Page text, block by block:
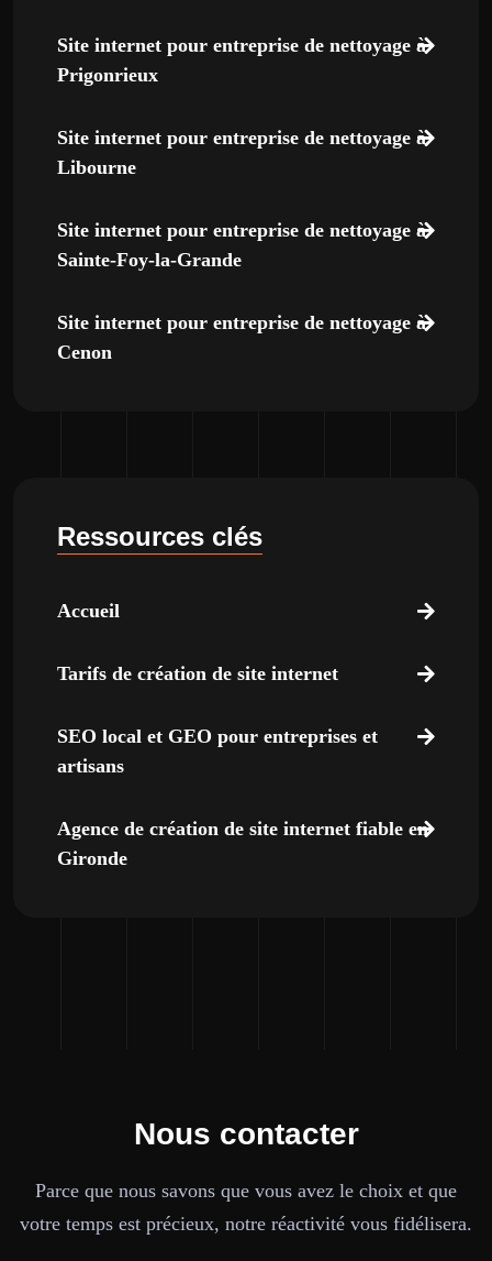
Site internet pour entreprise de nettoyage à
Prigonrieux
Site internet pour entreprise de nettoyage à
Libourne
Site internet pour entreprise de nettoyage à
Sainte-Foy-la-Grande
Site internet pour entreprise de nettoyage à
Cenon
Ressources clés
Accueil
Tarifs de création de site internet
SEO local et GEO pour entreprises et
artisans
Agence de création de site internet fiable en
Gironde
Nous contacter
Parce que nous savons que vous avez le choix et que
votre temps est précieux, notre réactivité vous fidélisera.